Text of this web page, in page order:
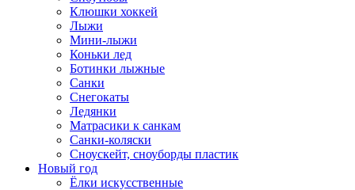
Клюшки хоккей
Лыжи
Мини-лыжи
Коньки лед
Ботинки лыжные
Санки
Снегокаты
Ледянки
Матрасики к санкам
Санки-коляски
Сноускейт, сноуборды пластик
Новый год
Ёлки искусственные